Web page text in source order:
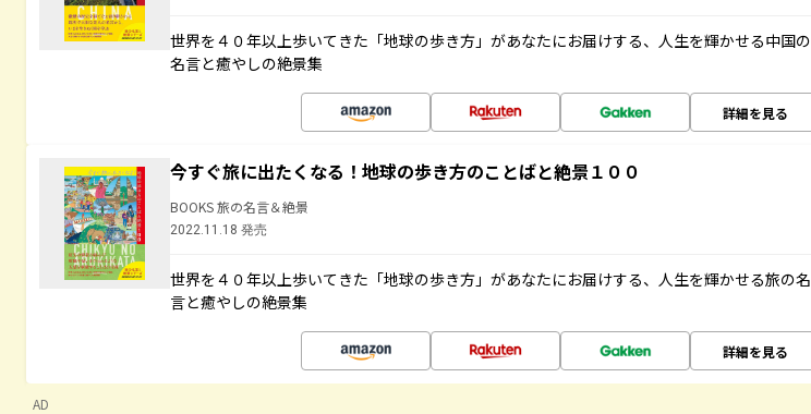
世界を４０年以上歩いてきた「地球の歩き方」があなたにお届けする、人生を輝かせる中国の
名言と癒やしの絶景集
詳細を見る
今すぐ旅に出たくなる！地球の歩き方のことばと絶景１００
BOOKS 旅の名言＆絶景
2022.11.18 発売
世界を４０年以上歩いてきた「地球の歩き方」があなたにお届けする、人生を輝かせる旅の名
言と癒やしの絶景集
詳細を見る
AD